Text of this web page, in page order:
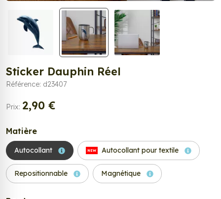
Sticker Dauphin Réel
Référence: d23407
Prix: 2,90 €
Matière
Autocollant NEW Autocollant pour textile
Repositionnable Magnétique